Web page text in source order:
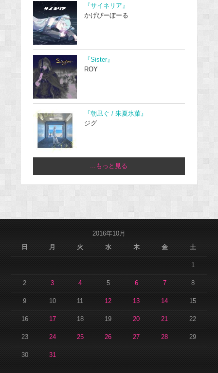
『サイネリア』
かげぴーぼーる
『Sister』
ROY
『朝凪ぐ / 朱夏氷菓』
ジグ
...もっと見る
2016年10月
日
月 火 水 木 金 土
1
2 3 4 5 6 7 8
9 10 11 12 13 14 15
16 17 18 19 20 21 22
23 24 25 26 27 28 29
30 31